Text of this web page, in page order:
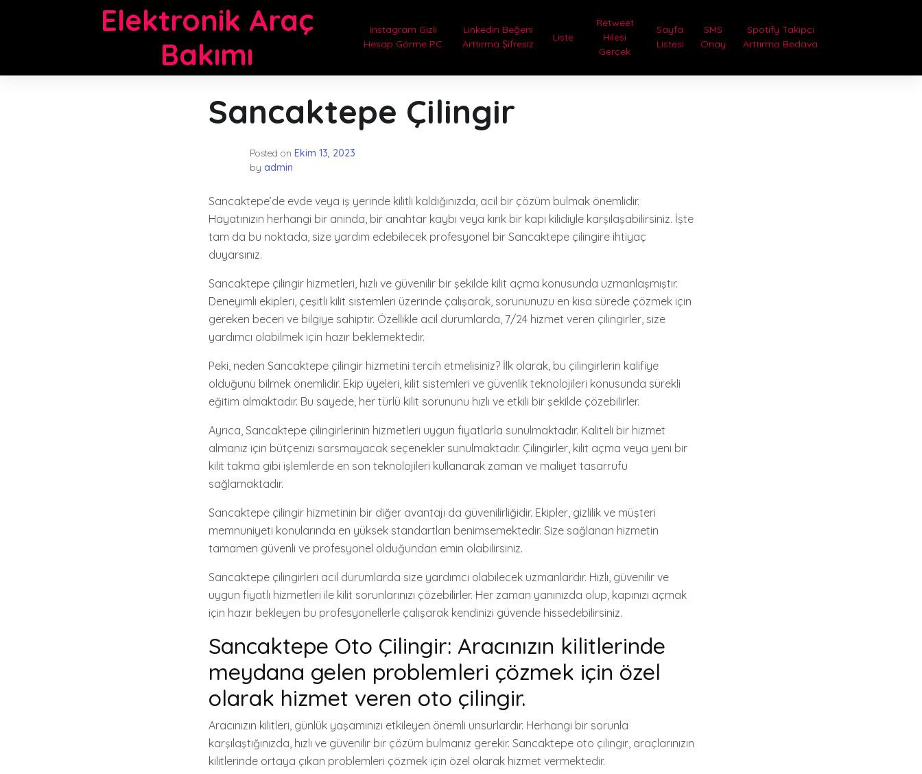
Elektronik Araç
Bakımı
Instagram Gizli
Hesap Görme PC
Linkedin Beğeni
Arttırma Şifresiz
Liste
Retweet
Hilesi
Gerçek
Sayfa
Listesi
SMS
Onay
Spotify Takipçi
Arttırma Bedava
Sancaktepe Çilingir
Posted on Ekim 13, 2023
by admin
Sancaktepe’de evde veya iş yerinde kilitli kaldığınızda, acil bir çözüm bulmak önemlidir.
Hayatınızın herhangi bir anında, bir anahtar kaybı veya kırık bir kapı kilidiyle karşılaşabilirsiniz. İşte
tam da bu noktada, size yardım edebilecek profesyonel bir Sancaktepe çilingire ihtiyaç
duyarsınız.
Sancaktepe çilingir hizmetleri, hızlı ve güvenilir bir şekilde kilit açma konusunda uzmanlaşmıştır.
Deneyimli ekipleri, çeşitli kilit sistemleri üzerinde çalışarak, sorununuzu en kısa sürede çözmek için
gereken beceri ve bilgiye sahiptir. Özellikle acil durumlarda, 7/24 hizmet veren çilingirler, size
yardımcı olabilmek için hazır beklemektedir.
Peki, neden Sancaktepe çilingir hizmetini tercih etmelisiniz? İlk olarak, bu çilingirlerin kalifiye
olduğunu bilmek önemlidir. Ekip üyeleri, kilit sistemleri ve güvenlik teknolojileri konusunda sürekli
eğitim almaktadır. Bu sayede, her türlü kilit sorununu hızlı ve etkili bir şekilde çözebilirler.
Ayrıca, Sancaktepe çilingirlerinin hizmetleri uygun fiyatlarla sunulmaktadır. Kaliteli bir hizmet
almanız için bütçenizi sarsmayacak seçenekler sunulmaktadır. Çilingirler, kilit açma veya yeni bir
kilit takma gibi işlemlerde en son teknolojileri kullanarak zaman ve maliyet tasarrufu
sağlamaktadır.
Sancaktepe çilingir hizmetinin bir diğer avantajı da güvenilirliğidir. Ekipler, gizlilik ve müşteri
memnuniyeti konularında en yüksek standartları benimsemektedir. Size sağlanan hizmetin
tamamen güvenli ve profesyonel olduğundan emin olabilirsiniz.
Sancaktepe çilingirleri acil durumlarda size yardımcı olabilecek uzmanlardır. Hızlı, güvenilir ve
uygun fiyatlı hizmetleri ile kilit sorunlarınızı çözebilirler. Her zaman yanınızda olup, kapınızı açmak
için hazır bekleyen bu profesyonellerle çalışarak kendinizi güvende hissedebilirsiniz.
Sancaktepe Oto Çilingir: Aracınızın kilitlerinde
meydana gelen problemleri çözmek için özel
olarak hizmet veren oto çilingir.
Aracınızın kilitleri, günlük yaşamınızı etkileyen önemli unsurlardır. Herhangi bir sorunla
karşılaştığınızda, hızlı ve güvenilir bir çözüm bulmanız gerekir. Sancaktepe oto çilingir, araçlarınızın
kilitlerinde ortaya çıkan problemleri çözmek için özel olarak hizmet vermektedir.